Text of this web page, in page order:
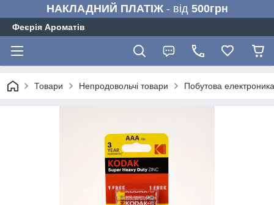
НАКЛАДНИЙ ПЛАТІЖ- від 500грн
Феєрія Ароматів
Товари Непродовольчі товари Побутова електроника